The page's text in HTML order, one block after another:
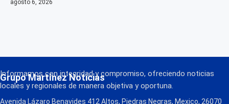
agosto 6, 2026
Grupo Martínez Noticias
Informamos con integridad y compromiso, ofreciendo noticias
locales y regionales de manera objetiva y oportuna.
Avenida Lázaro Benavides 412 Altos, Piedras Negras, Mexico, 26070